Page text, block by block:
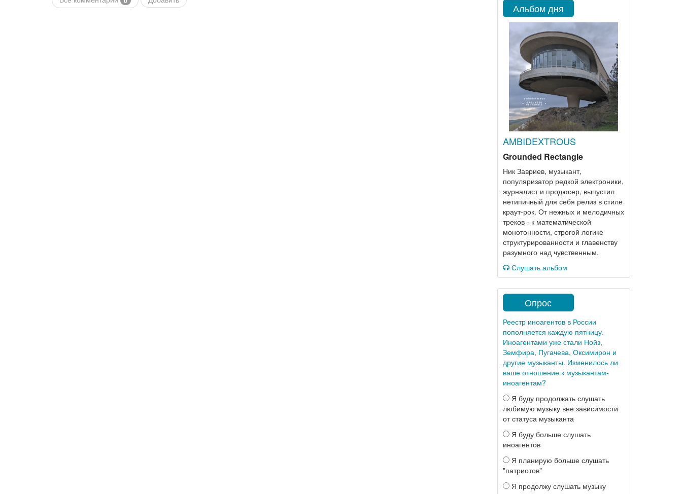
Альбом дня
AMBIDEXTROUS
Grounded Rectangle
Ник Завриев, музыкант,
популяризатор редкой электроники,
журналист и продюсер, выпустил
нетипичный для себя релиз в стиле
краут-рок. От нежных и мелодичных
треков - к математической
монотонности, строгой логике
структурированности и главенству
разумного над чувственным.
Слушать альбом
Опрос
Реестр иноагентов в России
пополняется каждую пятницу.
Иноагентами уже стали Нойз,
Земфира, Пугачева, Оксимирон и
другие музыканты. Изменилось ли
ваше отношение к музыкантам-
иноагентам?
Я буду продолжать слушать
любимую музыку вне зависимости
от статуса музыканта
Я буду больше слушать
иноагентов
Я планирую больше слушать
"патриотов"
Я продолжу слушать музыку